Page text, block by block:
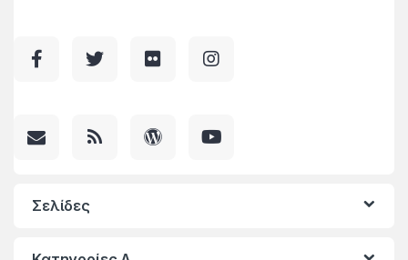
Σελίδες